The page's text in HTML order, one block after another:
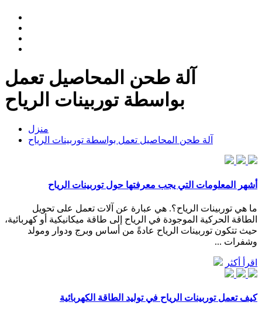
آلة طحن المحاصيل تعمل
بواسطة توربينات الرياح
منزل
آلة طحن المحاصيل تعمل بواسطة توربينات الرياح
أشهر المعلومات التي يجب معرفتها حول توربينات الرياح
ما هي توربينات الرياح؟. هي عبارة عن آلات تعمل على تحويل
الطاقة الحركية الموجودة في الرياح إلى طاقة ميكانيكية أو كهربائية،
حيث تتكون توربينات الرياح عادةً من أساس وبرج ودوار ومولد
وشفرات ...
اقرأ أكثر
كيف تعمل توربينات الرياح في توليد الطاقة الكهربائية